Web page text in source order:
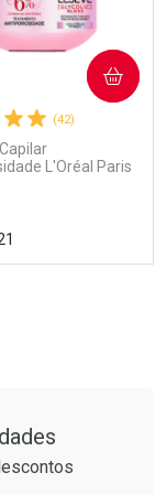
(42)
L'Oréal Paris
COMPRAR